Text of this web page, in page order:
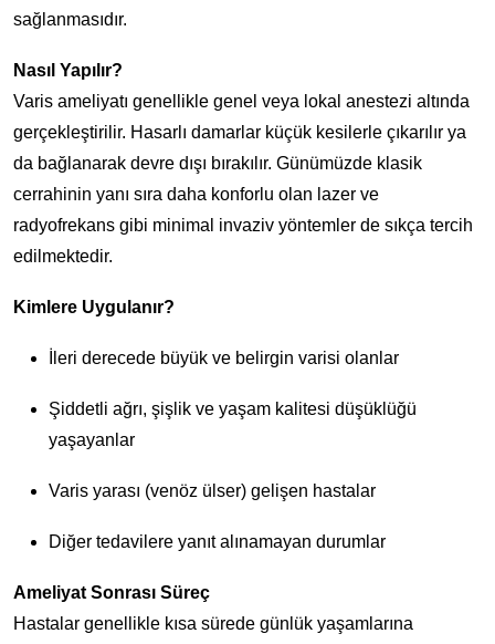
sağlanmasıdır.
Nasıl Yapılır?
Varis ameliyatı genellikle genel veya lokal anestezi altında
gerçekleştirilir. Hasarlı damarlar küçük kesilerle çıkarılır ya
da bağlanarak devre dışı bırakılır. Günümüzde klasik
cerrahinin yanı sıra daha konforlu olan lazer ve
radyofrekans gibi minimal invaziv yöntemler de sıkça tercih
edilmektedir.
Kimlere Uygulanır?
İleri derecede büyük ve belirgin varisi olanlar
Şiddetli ağrı, şişlik ve yaşam kalitesi düşüklüğü
yaşayanlar
Varis yarası (venöz ülser) gelişen hastalar
Diğer tedavilere yanıt alınamayan durumlar
Ameliyat Sonrası Süreç
Hastalar genellikle kısa sürede günlük yaşamlarına